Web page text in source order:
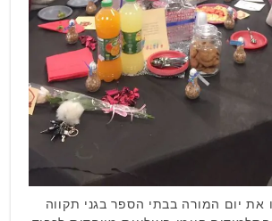
את יום המורה בבתי הספר בגני תקווה